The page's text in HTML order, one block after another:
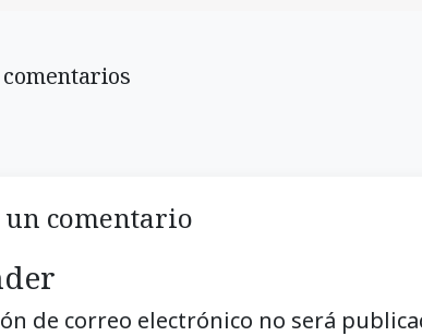
un comentario
de correo electrónico no será